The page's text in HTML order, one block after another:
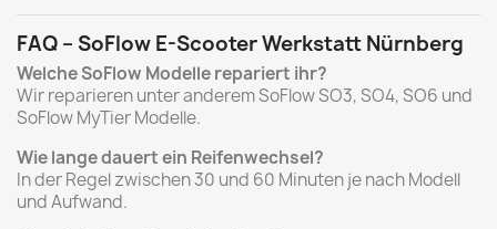
FAQ – SoFlow E-Scooter Werkstatt Nürnberg
Welche SoFlow Modelle repariert ihr?
Wir reparieren unter anderem SoFlow SO3, SO4, SO6 und
SoFlow MyTier Modelle.
Wie lange dauert ein Reifenwechsel?
In der Regel zwischen 30 und 60 Minuten je nach Modell
und Aufwand.